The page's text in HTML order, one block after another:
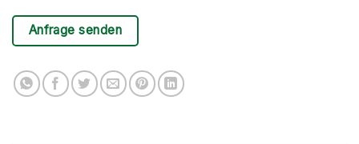
Anfrage senden